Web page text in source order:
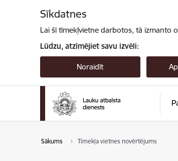
Sīkdatnes
Lai šī tīmekļvietne darbotos, tā izmanto
Lūdzu, atzīmējiet savu izvēli:
Noraidīt
Sākums Tīmekļa vietnes novērtējums